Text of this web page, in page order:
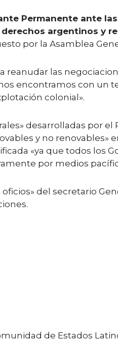
Permanente ante
argentinos y
por la Asamblea
reanudar las
encontramos con un
colonial».
desarrolladas por el
y no renovables»
«ya que todos los
por medios
del secretario
de Estados